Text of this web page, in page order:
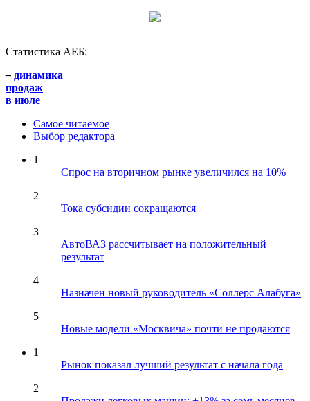
Статистика АЕБ:
– динамика
продаж
в июле
Самое читаемое
Выбор редактора
1
Спрос на вторичном рынке увеличился на 10%
2
Тока субсидии сокращаются
3
АвтоВАЗ рассчитывает на положительный
результат
4
Назначен новый руководитель «Соллерс Алабуга»
5
Новые модели «Москвича» почти не продаются
1
Рынок показал лучший результат с начала года
2